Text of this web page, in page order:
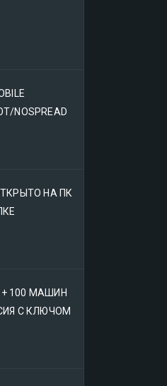
NOSPREAD
НА ПК
+ 100 МАШИН
С КЛЮЧОМ